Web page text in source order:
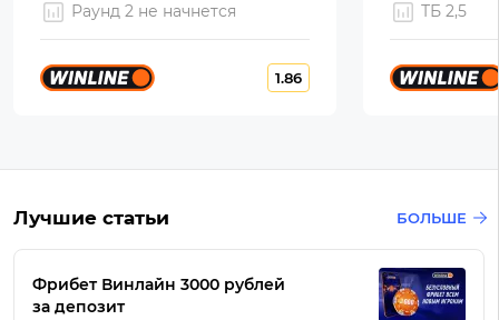
Раунд 2 не начнется
1.86
ТБ 2,5
Лучшие статьи БОЛЬШЕ
Фрибет Винлайн 3000 рублей
за депозит